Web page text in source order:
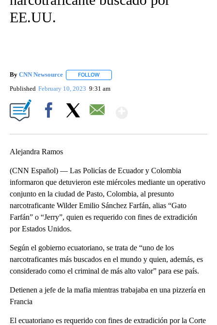
EE.UU.
By CNN Newsource FOLLOW
Published February 10, 2023 9:31 am
Alejandra Ramos
(CNN Español) — Las Policías de Ecuador y Colombia
informaron que detuvieron este miércoles mediante un operativo
conjunto en la ciudad de Pasto, Colombia, al presunto
narcotraficante Wilder Emilio Sánchez Farfán, alias “Gato
Farfán” o “Jerry”, quien es requerido con fines de extradición
por Estados Unidos.
Según el gobierno ecuatoriano, se trata de “uno de los
narcotraficantes más buscados en el mundo y quien, además, es
considerado como el criminal de más alto valor” para ese país.
Detienen a jefe de la mafia mientras trabajaba en una pizzería en
Francia
El ecuatoriano es requerido con fines de extradición por la Corte